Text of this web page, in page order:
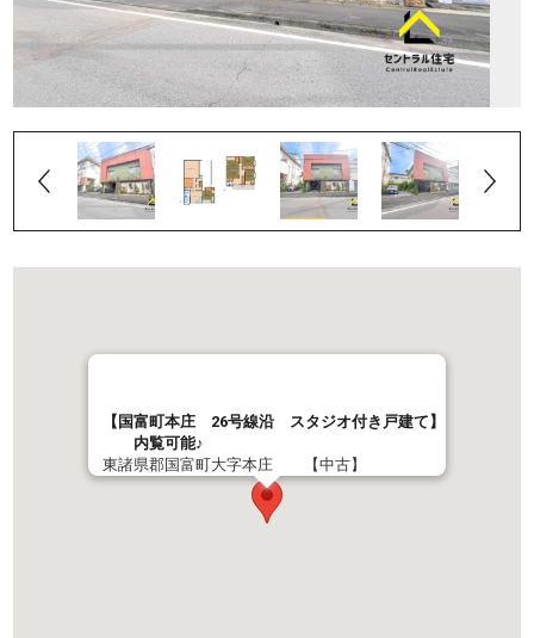
【国富町本庄 26号線沿 スタジオ付き戸建て】
内覧可能♪
東諸県郡国富町大字本庄 【中古】